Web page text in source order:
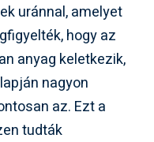
uránnal, amelyet
hogy az
anyag keletkezik,
nagyon
az. Ezt a
tudták